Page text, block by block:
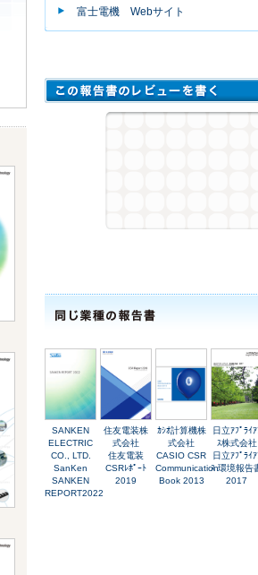
富士電機 Webサイト
SANKEN
ELECTRIC
CO., LTD.
SanKen
SANKEN
REPORT2022
住友電装株
式会社
住友電装
CSRﾚﾎﾟｰﾄ
2019
ｶｼｵ計算機株
式会社
CASIO CSR
Communication
Book 2013
日立ｱﾌﾟﾗｲｱ
ｽ株式会社
日立ｱﾌﾟﾗｲｱ
ｽ 環境報告
2017